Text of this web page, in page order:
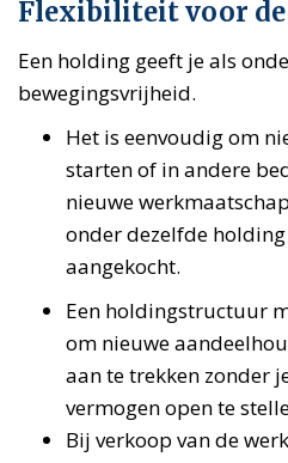
Flexibiliteit voor
Een holding geeft je als
bewegingsvrijheid.
Het is eenvoudig om
starten of in andere
nieuwe
onder dezelfde
aangekocht.
Een holdingstructuur
om nieuwe
aan te trekken zonder
vermogen open te
Bij verkoop van de